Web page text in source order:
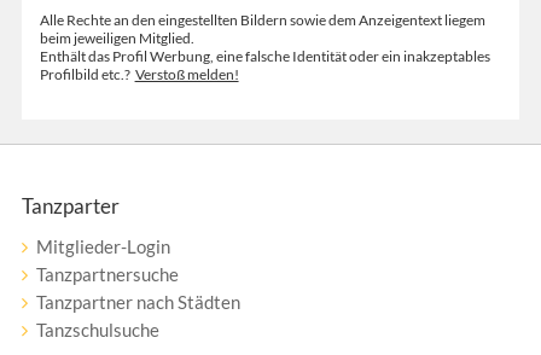
Alle Rechte an den eingestellten Bildern sowie dem Anzeigentext liegem
beim jeweiligen Mitglied.
Enthält das Profil Werbung, eine falsche Identität oder ein inakzeptables
Profilbild etc.? Verstoß melden!
Tanzparter
Mitglieder-Login
Tanzpartnersuche
Tanzpartner nach Städten
Tanzschulsuche